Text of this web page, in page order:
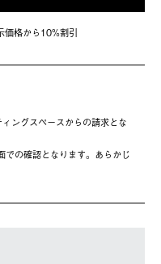
格から10%割引
ングスペースからの請求とな
の確認となります。あらかじ